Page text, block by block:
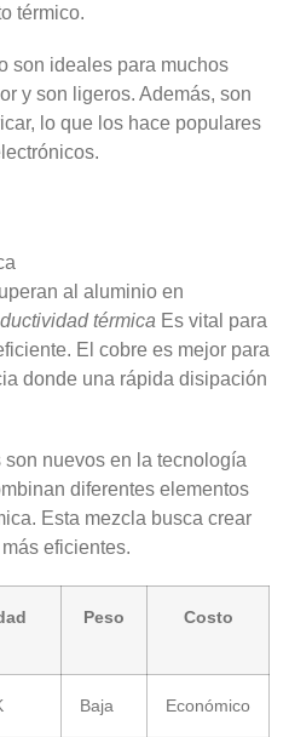
térmico.
son ideales para muchos
y son ligeros. Además, son
lo que los hace populares
al aluminio en
térmica Es vital para
El cobre es mejor para
donde una rápida disipación
nuevos en la tecnología
diferentes elementos
Esta mezcla busca crear
eficientes.
Peso Costo
Baja Económico